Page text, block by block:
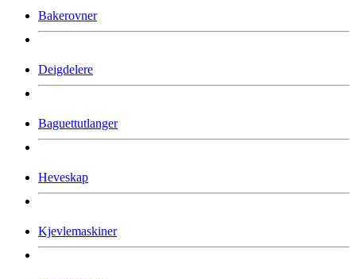
Bakerovner
Deigdelere
Baguettutlanger
Heveskap
Kjevlemaskiner